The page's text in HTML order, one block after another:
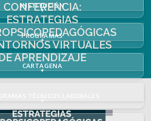
INSTITUCIÓN
+
PROGRAMAS
+
CARTAGENA
+
+
CONFERENCIA:
ESTRATEGIAS
VIRTUALES
APRENDIZAJE